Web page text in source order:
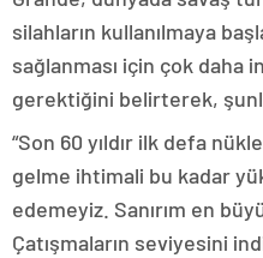
silahların kullanılmaya
sağlanması için çok
gerektiğini belirterek,
“Son 60 yıldır ilk defa
gelme ihtimali bu kadar
edemeyiz. Sanırım en
Çatışmaların seviyesini